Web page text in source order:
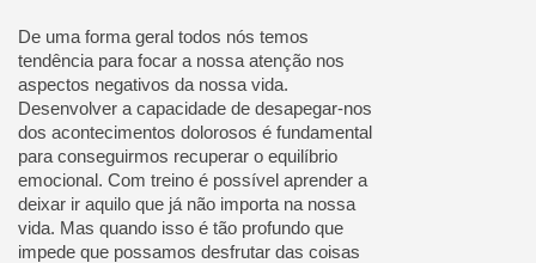
De uma forma geral todos nós temos
tendência para focar a nossa atenção nos
aspectos negativos da nossa vida.
Desenvolver a capacidade de desapegar-nos
dos acontecimentos dolorosos é fundamental
para conseguirmos recuperar o equilíbrio
emocional. Com treino é possível aprender a
deixar ir aquilo que já não importa na nossa
vida. Mas quando isso é tão profundo que
impede que possamos desfrutar das coisas